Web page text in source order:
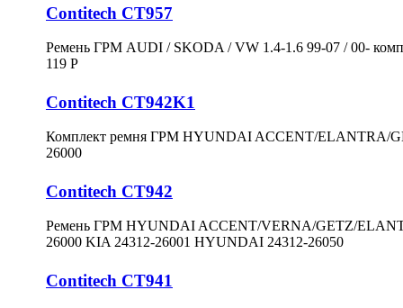
Contitech CT957
Ремень ГРМ AUDI / SKODA / VW 1.4-1.6 99-07 / 00-
119 P
Contitech CT942K1
Комплект ремня ГРМ HYUNDAI ACCENT/ELANTRA/
26000
Contitech CT942
Ремень ГРМ HYUNDAI ACCENT/VERNA/GETZ/
26000 KIA 24312-26001 HYUNDAI 24312-26050
Contitech CT941